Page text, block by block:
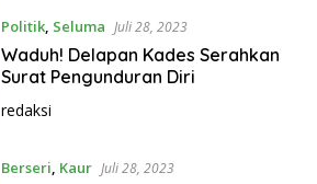
Politik, Seluma Juli 28, 2023
Waduh! Delapan Kades Serahkan
Surat Pengunduran Diri
redaksi
Berseri, Kaur Juli 28, 2023